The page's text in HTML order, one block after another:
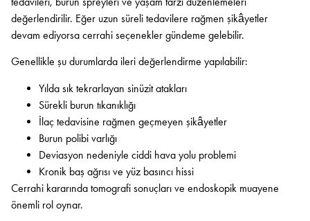
değerlendirilir. Eğer uzun süreli tedavilere rağmen şikâyetler
devam ediyorsa cerrahi seçenekler gündeme gelebilir.
Genellikle şu durumlarda ileri değerlendirme yapılabilir:
Yılda sık tekrarlayan sinüzit atakları
Sürekli burun tıkanıklığı
İlaç tedavisine rağmen geçmeyen şikâyetler
Burun polibi varlığı
Deviasyon nedeniyle ciddi hava yolu problemi
Kronik baş ağrısı ve yüz basıncı hissi
Cerrahi kararında tomografi sonuçları ve endoskopik muayene
önemli rol oynar.